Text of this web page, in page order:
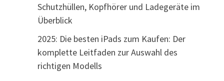
Schutzhüllen, Kopfhörer und Ladegeräte im
Überblick
2025: Die besten iPads zum Kaufen: Der
komplette Leitfaden zur Auswahl des
richtigen Modells